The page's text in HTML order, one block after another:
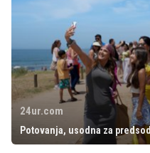
24ur.com
Potovanja, usodna za